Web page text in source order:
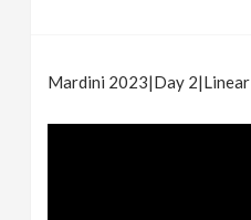
Mardini 2023|Day 2|Linear